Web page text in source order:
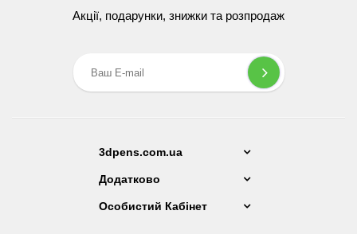
Акції, подарунки, знижки та розпродаж
3dpens.com.ua
Додатково
Особистий Кабінет